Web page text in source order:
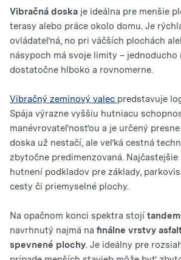
Vibračná doska je ideálna pre menšie
terasy alebo práce okolo domu. Je
ovládateľná, no pri väčších plochách
násypoch má svoje limity –
dostatočne hlboko a rovnomerne.
Vibračný zeminový valec predstavuje
Spája výrazne vyššiu hutniacu
manévrovateľnosťou a je určený
doska už nestačí, ale veľká cestná
zbytočne predimenzovaná.
hutnení podkladov pre základy,
cesty či priemyselné plochy.
Na opačnom konci spektra stojí
navrhnutý najmä na finálne vrstvy
spevnené plochy. Je ideálny pre